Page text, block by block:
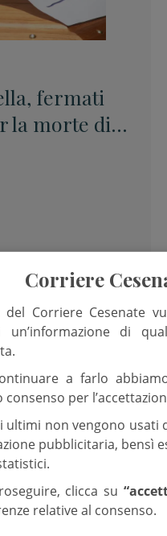
fermati
la morte di
San Lorenzo
Corriere
Corriere Cesenate
un’informazione di
a farlo
consenso per
ultimi non vengono usati
pubblicitaria, bensì
clicca su
relative al consenso.